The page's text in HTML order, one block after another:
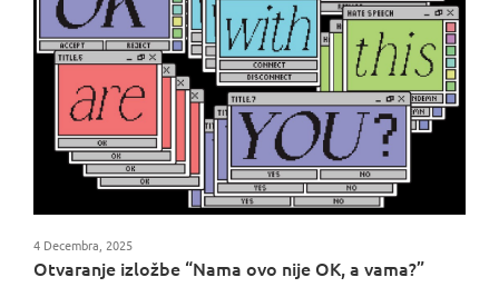
Otvaranje izložbe “Nama ovo nije OK, a vama?”
4 Decembra, 2025